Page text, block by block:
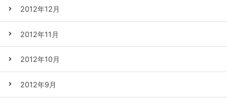
2012年12月
2012年11月
2012年10月
2012年9月